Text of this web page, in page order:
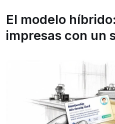
El modelo
impresas con un